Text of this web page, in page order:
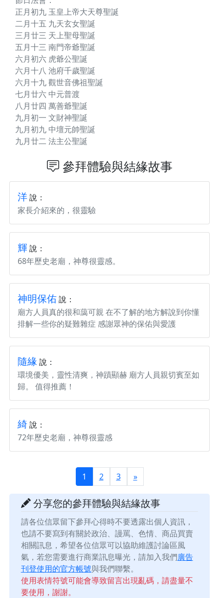
正月初九 玉皇上帝大天尊聖誕
二月十五 九天玄女聖誕
三月廿三 天上聖母聖誕
五月十三 南門帝爺聖誕
六月初六 虎爺公聖誕
六月十八 池府千歲聖誕
六月十九 觀世音佛祖聖誕
七月廿六 中元普渡
八月廿四 萬善爺聖誕
九月初一 文財神聖誕
九月初九 中壇元帥聖誕
九月廿二 法主公聖誕
參拜體驗與結緣故事
洋說：
家長介紹來的，很靈驗
輝 說：
68年歷史老廟，神尊很靈感。
神明保佑說：
廟方人員真的很和藹可親 在不了解的地方解說到你懂
排解一些你的疑難雜症 感謝眾神的保佑與愛護
隨緣 說：
環境優美，靈性清爽，神蹟顯赫 廟方人員親切賓至如
歸。 值得推薦！
綺說：
72年歷史老廟，神尊很靈感
1 2 3 »
分享您的參拜體驗與結緣故事
請各位信眾留下參拜心得時不要透露出個人資訊，
也請不要寫到有關於政治、謾罵、色情、商品買賣
相關訊息，希望各位信眾可以協助維護討論區風
氣，若您需要進行商業訊息曝光，請加入我們廣告
刊登使用的官方帳號與我們聯繫。
使用表情符號可能會導致留言出現亂碼，請盡量不
要使用，謝謝。